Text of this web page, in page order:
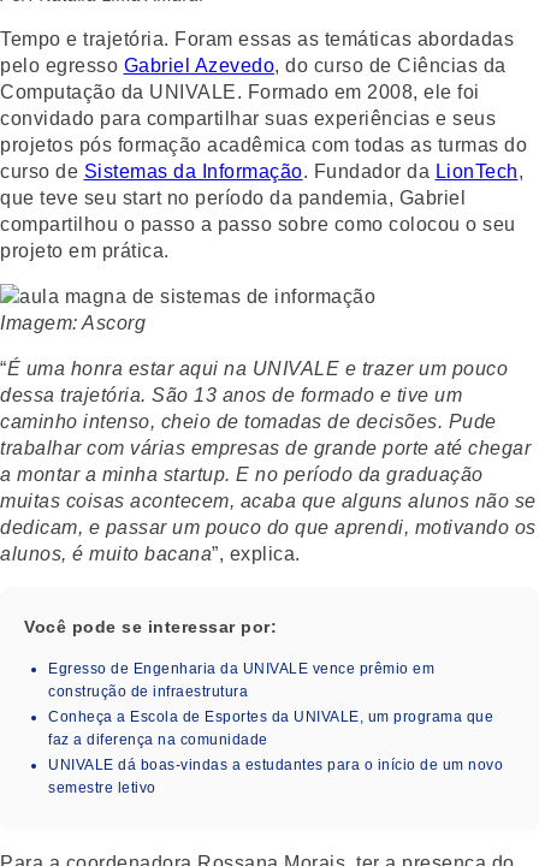
Tempo e trajetória. Foram essas as temáticas abordadas
pelo egresso Gabriel Azevedo, do curso de Ciências da
Computação da UNIVALE. Formado em 2008, ele foi
convidado para compartilhar suas experiências e seus
projetos pós formação acadêmica com todas as turmas do
curso de Sistemas da Informação. Fundador da LionTech,
que teve seu start no período da pandemia, Gabriel
compartilhou o passo a passo sobre como colocou o seu
projeto em prática.
Imagem: Ascorg
“É uma honra estar aqui na UNIVALE e trazer um pouco
dessa trajetória. São 13 anos de formado e tive um
caminho intenso, cheio de tomadas de decisões. Pude
trabalhar com várias empresas de grande porte até chegar
a montar a minha startup. E no período da graduação
muitas coisas acontecem, acaba que alguns alunos não se
dedicam, e passar um pouco do que aprendi, motivando os
alunos, é muito bacana”, explica.
Você pode se interessar por:
Egresso de Engenharia da UNIVALE vence prêmio em
construção de infraestrutura
Conheça a Escola de Esportes da UNIVALE, um programa que
faz a diferença na comunidade
UNIVALE dá boas-vindas a estudantes para o início de um novo
semestre letivo